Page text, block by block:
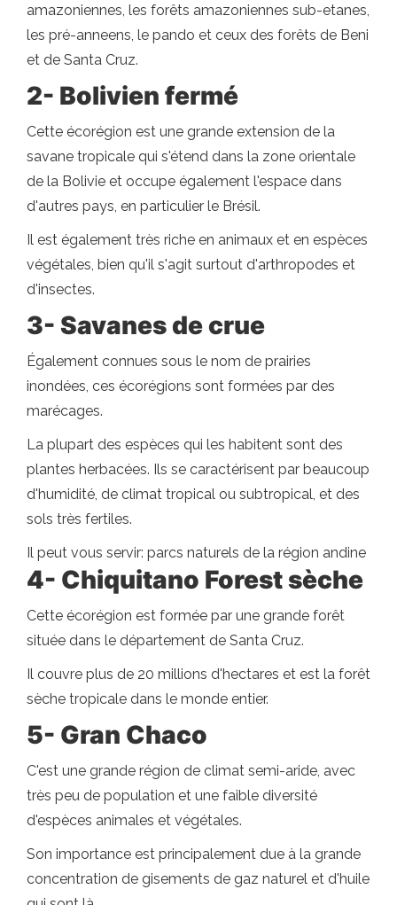
amazoniennes, les forêts amazoniennes sub-etanes,
les pré-anneens, le pando et ceux des forêts de Beni
et de Santa Cruz.
2- Bolivien fermé
Cette écorégion est une grande extension de la
savane tropicale qui s'étend dans la zone orientale
de la Bolivie et occupe également l'espace dans
d'autres pays, en particulier le Brésil.
Il est également très riche en animaux et en espèces
végétales, bien qu'il s'agit surtout d'arthropodes et
d'insectes.
3- Savanes de crue
Également connues sous le nom de prairies
inondées, ces écorégions sont formées par des
marécages.
La plupart des espèces qui les habitent sont des
plantes herbacées. Ils se caractérisent par beaucoup
d'humidité, de climat tropical ou subtropical, et des
sols très fertiles.
Il peut vous servir: parcs naturels de la région andine
4- Chiquitano Forest sèche
Cette écorégion est formée par une grande forêt
située dans le département de Santa Cruz.
Il couvre plus de 20 millions d'hectares et est la forêt
sèche tropicale dans le monde entier.
5- Gran Chaco
C'est une grande région de climat semi-aride, avec
très peu de population et une faible diversité
d'espèces animales et végétales.
Son importance est principalement due à la grande
concentration de gisements de gaz naturel et d'huile